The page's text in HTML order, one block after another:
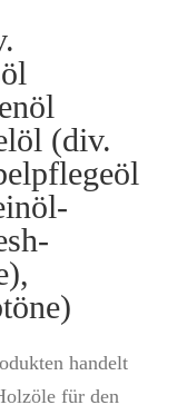
(div.
handelt
für den